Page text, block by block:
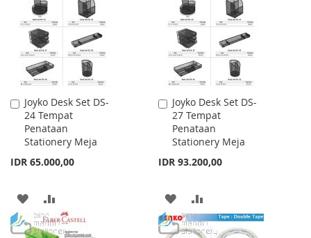
LIST
LIST
Joyko Desk Set DS-
24 Tempat
Penataan
Stationery Meja
IDR 65.000,00
Add
to
Cart
ADD
TO
TO
Joyko Desk Set DS-
27 Tempat
Penataan
Stationery Meja
IDR 93.200,00
Add
to
Cart
ADD
TO
TO